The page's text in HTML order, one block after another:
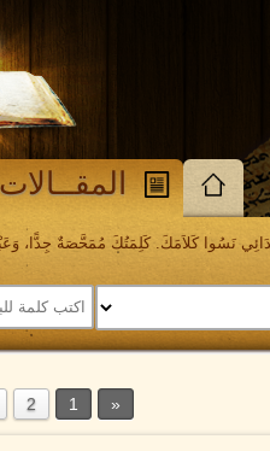
المقــالات
نَسُوا كَلاَمَكَ. كَلِمَتُكَ مُمَحَّصَةٌ جِدًّا، وَعَبْدُكَ
1
2